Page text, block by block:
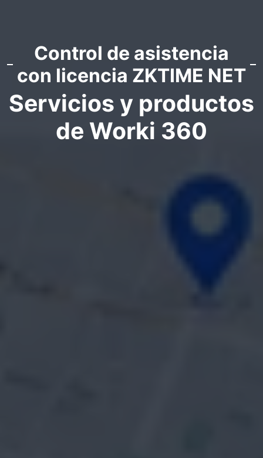
Control de asistencia
con licencia ZKTIME NET
Servicios y productos
de Worki 360